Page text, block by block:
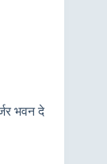
भवन दे